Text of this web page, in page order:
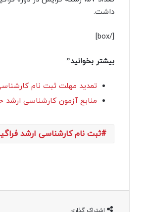
داشت.
[/box]
بیشتر بخوانید”
تمدید مهلت ثبت نام
منابع آزمون کارشناسی ارشد
ثبت نام کارشناسی ارشد